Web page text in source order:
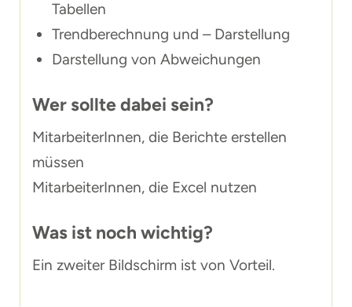
Tabellen
Trendberechnung und – Darstellung
Darstellung von Abweichungen
Wer sollte dabei sein?
MitarbeiterInnen, die Berichte erstellen
müssen
MitarbeiterInnen, die Excel nutzen
Was ist noch wichtig?
Ein zweiter Bildschirm ist von Vorteil.